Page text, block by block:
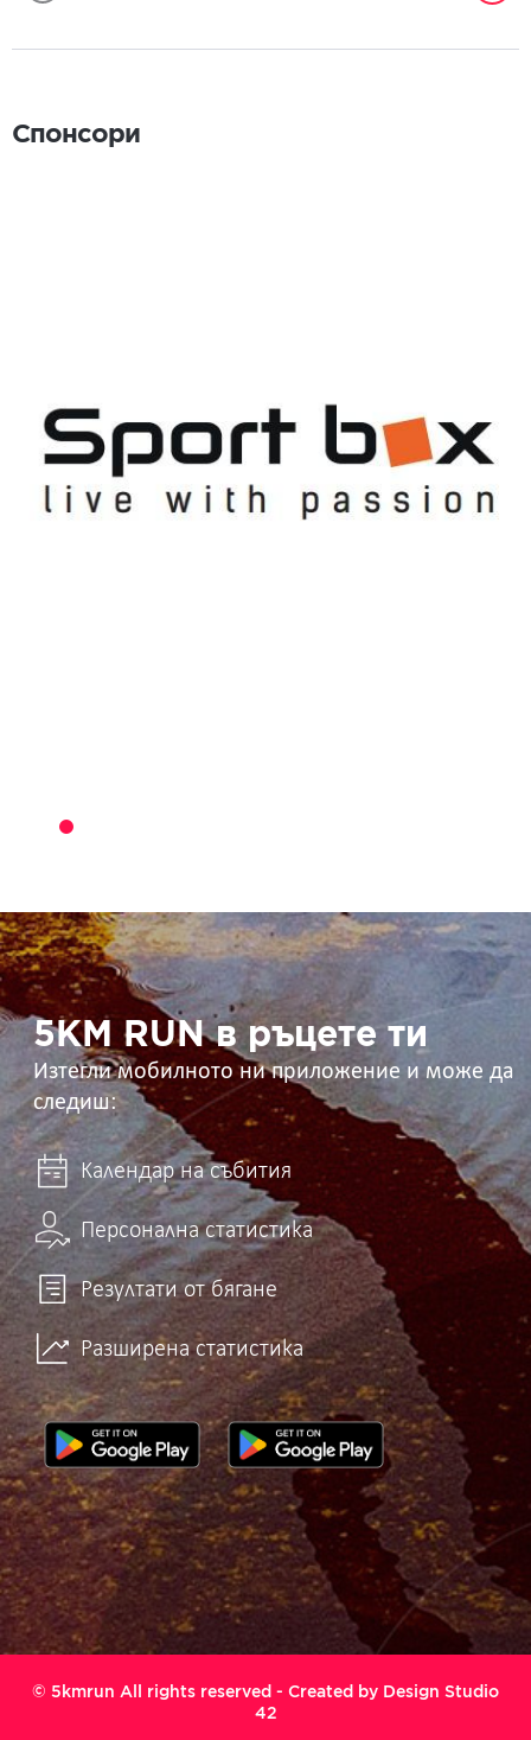
Спонсори
5KM
RUN
в
ръцете
ти 5KM RUN в ръцете ти
Изтегли мобилното ни приложение и може да
следиш:
Календар на събития
Персонална статистика
Резултати от бягане
Разширена статистика
© 5kmrun All rights reserved - Created by Design Studio
42